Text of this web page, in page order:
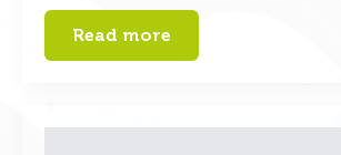
Read more